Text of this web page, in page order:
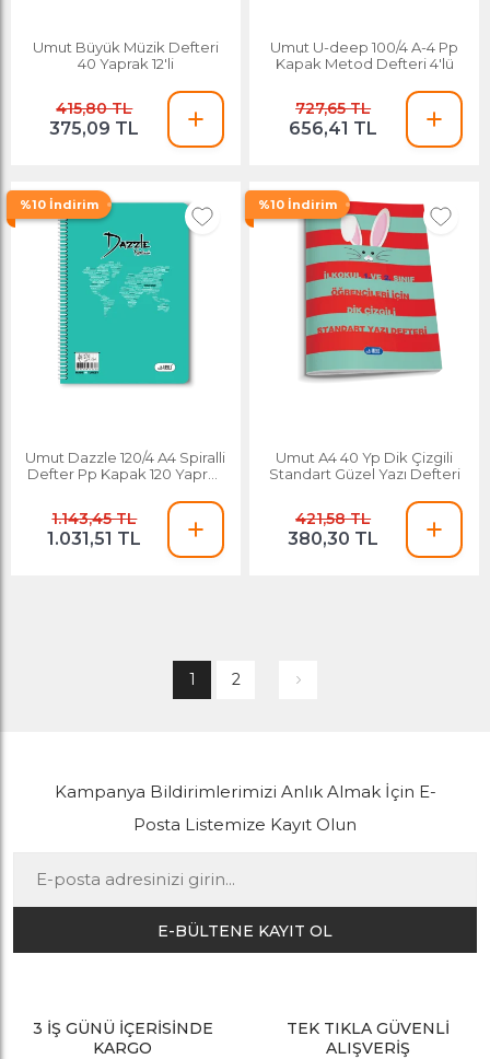
Umut Büyük Müzik Defteri
40 Yaprak 12'li
415,80 TL
375,09 TL
Umut U-deep 100/4 A-4 Pp
Kapak Metod Defteri 4'lü
727,65 TL
656,41 TL
%10 İndirim
Umut Dazzle 120/4 A4 Spiralli
Defter Pp Kapak 120 Yaprak
1.143,45 TL
1.031,51 TL
%10 İndirim
Umut A4 40 Yp Dik Çizgili
Standart Güzel Yazı Defteri
421,58 TL
380,30 TL
1 2
Kampanya Bildirimlerimizi Anlık Almak İçin E-
Posta Listemize Kayıt Olun
E-BÜLTENE KAYIT OL
3 İŞ GÜNÜ İÇERİSİNDE
KARGO
TEK TIKLA GÜVENLİ
ALIŞVERİŞ